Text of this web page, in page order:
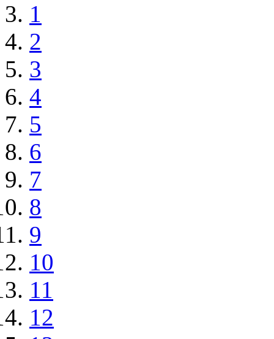
1
2
3
4
5
6
7
8
9
10
11
12